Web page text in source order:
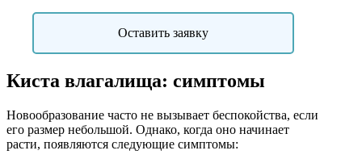
Оставить заявку
Киста влагалища: симптомы
Новообразование часто не вызывает беспокойства, если
его размер небольшой. Однако, когда оно начинает
расти, появляются следующие симптомы: